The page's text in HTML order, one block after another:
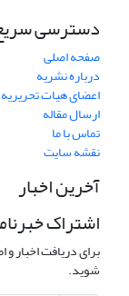
دسترسی
صفحه اصلی
درباره نشریه
اعضای هیات تحریریه
ارسال مقاله
تماس با ما
نقشه سایت
آخرین اخبار
اشتراک
برای دریافت اخبار
شوید.